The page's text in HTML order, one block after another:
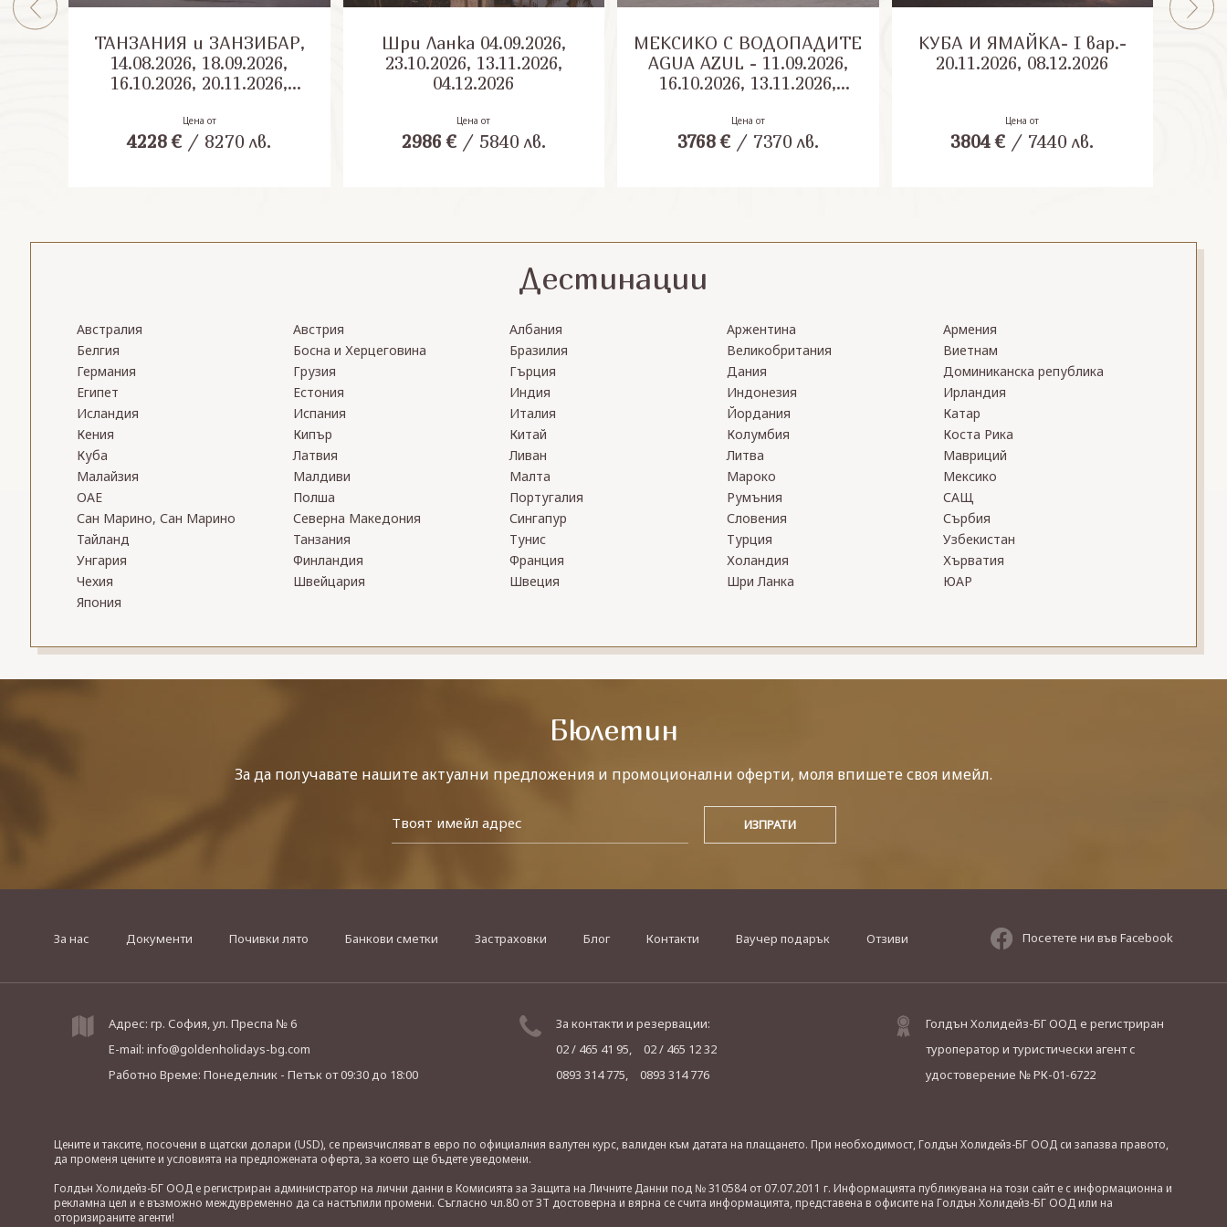
ТАНЗАНИЯ и ЗАНЗИБАР,
14.08.2026, 18.09.2026,
16.10.2026, 20.11.2026,
Цена от
4228 € / 8270 лв.
Шри Ланка 04.09.2026,
23.10.2026, 13.11.2026,
04.12.2026
Цена от
2986 €/ 5840 лв.
МЕКСИКО С ВОДОПАДИТЕ
AGUA AZUL - 11.09.2026,
16.10.2026, 13.11.2026,
30.04.2027, 10.09.2027,
08.10.2027, 12.11.2027
Цена от
3768 €/ 7370 лв.
КУБА И ЯМАЙКА- I вар.-
20.11.2026, 08.12.2026
Цена от
3804 € / 7440 лв.
Дестинации
Австралия Австрия Албания Аржентина
Армения
Белгия
Босна и Херцеговина Бразилия Великобритания
Виетнам
Германия
Грузия Гърция Дания
Доминиканска република
Египет
Естония Индия Индонезия
Ирландия
Исландия
Испания Италия Йордания
Катар
Кения
Кипър Китай Колумбия
Коста Рика
Куба
Латвия Ливан Литва
Мавриций
Малайзия
Малдиви Малта Мароко
Мексико
ОАЕ
Полша Португалия Румъния
САЩ
Сан Марино, Сан Марино
Северна Македония Сингапур Словения
Сърбия
Тайланд
Танзания Тунис Турция
Узбекистан
Унгария
Финландия Франция Холандия
Хърватия
Чехия
Швейцария Швеция Шри Ланка
ЮАР
Япония
Бюлетин
За да получавате нашите актуални предложения и промоционални оферти, моля впишете своя имейл.
За нас Документи Почивки лято Банкови сметки Застраховки Блог Контакти Ваучер подарък Отзиви Посетете ни във Facebook
Адрес: гр. София, ул. Преспа № 6
E-mail: info@goldenholidays-bg.com
Работно Време: Понеделник - Петъкот 09:30 до 18:00
За контакти и резервации:
02 / 465 41 95,
02 / 465 12 32
0893 314 775,
0893 314 776
Голдън Холидейз-БГ ООД е регистриран
туроператор и туристически агент с
удостоверение № РК-01-6722
Цените и таксите, посочени в щатски долари (USD), се преизчисляват в евро по официалния валутен курс, валиден към датата на плащането. При необходимост, Голдън Холидейз-БГ ООД си запазва правото,
да променя цените и условията на предложената оферта, за което ще бъдете уведомени.
Голдън Холидейз-БГ ООД е регистриран администратор на лични данни в Комисията за Защита на Личните Данни под № 310584 от 07.07.2011 г. Информацията публикувана на този сайт е с информационна и
рекламна цел и е възможно междувременно да са настъпили промени. Съгласно чл.80 от ЗТ достоверна и вярна се счита информацията, представена в офисите на Голдън Холидейз-БГ ООД или на
оторизираните агенти!